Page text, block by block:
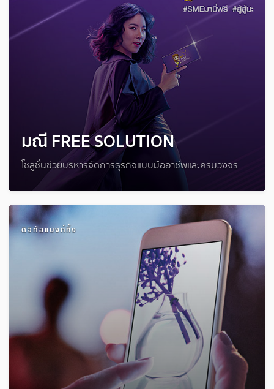
มณี FREE SOLUTION
โซลูชั่นช่วยบริหารจัดการธุรกิจแบบมืออาชีพและครบวงจร
ดิจิทัลแบงก์กิ้ง